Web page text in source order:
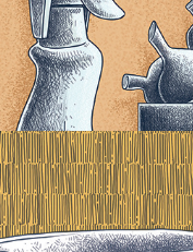
NIQUE TOUT
2021